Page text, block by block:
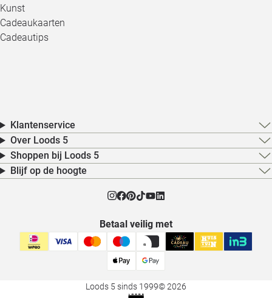
Kunst
Cadeaukaarten
Cadeautips
Klantenservice
Over Loods 5
Shoppen bij Loods 5
Blijf op de hoogte
Betaal veilig met
Loods 5 sinds 1999© 2026